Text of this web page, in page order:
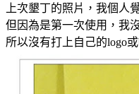
上次墾丁的照片，我個人
但因為是第一次使用，我
所以沒有打上自己的logo